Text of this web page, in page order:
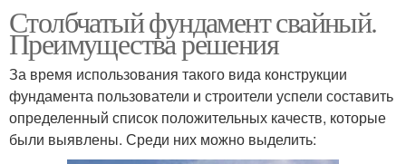
Столбчатый фундамент свайный.
Преимущества решения
За время использования такого вида конструкции
фундамента пользователи и строители успели составить
определенный список положительных качеств, которые
были выявлены. Среди них можно выделить: